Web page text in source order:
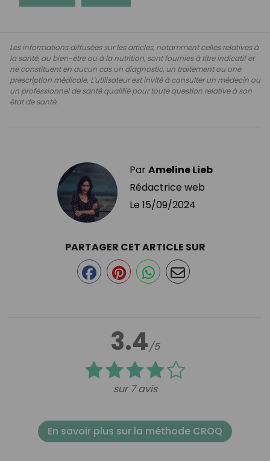
Les informations diffusées sur les articles, notamment celles relatives à
la santé, au bien-être ou à la nutrition, sont fournies à titre indicatif et
ne constituent en aucun cas un diagnostic, un traitement ou une
prescription médicale. L'utilisateur est invité à consulter un médecin ou
un professionnel de santé qualifié pour toute question relative à son
état de santé.
ParAmeline Lieb
Rédactrice web
Le 15/09/2024
3.4/5
sur 7 avis
PARTAGER CET ARTICLE SUR
En savoir plus sur la méthode CROQ